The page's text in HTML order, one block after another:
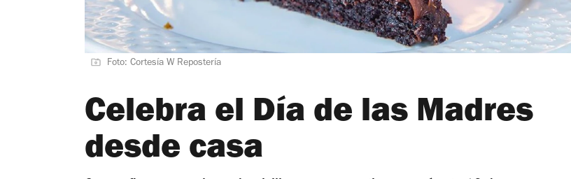
Foto: Cortesía W Repostería
Celebra el Día de las Madres
desde casa